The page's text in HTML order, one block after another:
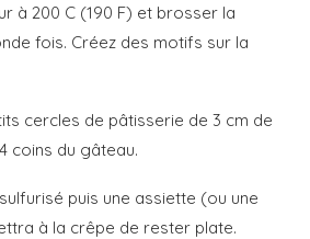
à 200 C (190 F) et brosser la
fois. Créez des motifs sur la
cercles de pâtisserie de 3 cm de
coins du gâteau.
puis une assiette (ou une
à la crêpe de rester plate.